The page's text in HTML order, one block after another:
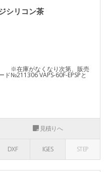
シリコン茶
なくなり次第、販売
№211306 VAPS-60F-EPSPと
見積りへ
DXF IGES STEP